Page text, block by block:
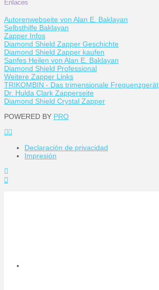
Enlaces
Autorenwebseite von Alan E. Baklayan
Selbsthilfe Baklayan
Zapper Infos
Diamond Shield Zapper Geschichte
Diamond Shield Zapper kaufen
Sanfes Heilen von Alan E. Baklayan
Diamond Shield Professional
Weitere Zapper Links
TRIKOMBIN - Das trimensionale Frequenzgerät
Dr. Hulda Clark Zapperseite
Diamond Shield Crystal Zapper
POWERED BY PRO
Declaración de privacidad
Impresión